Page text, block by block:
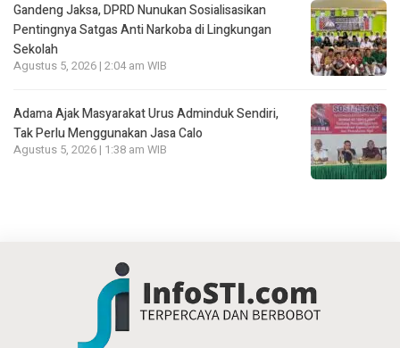
Gandeng Jaksa, DPRD Nunukan Sosialisasikan
Pentingnya Satgas Anti Narkoba di Lingkungan
Sekolah
Agustus 5, 2026 | 2:04 am WIB
Adama Ajak Masyarakat Urus Adminduk Sendiri,
Tak Perlu Menggunakan Jasa Calo
Agustus 5, 2026 | 1:38 am WIB